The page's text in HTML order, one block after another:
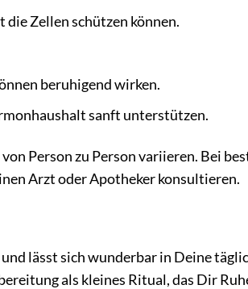
Zellen schützen können.
beruhigend wirken.
sanft unterstützen.
Person zu Person variieren. Bei
Arzt oder Apotheker konsultieren.
lässt sich wunderbar in Deine
als kleines Ritual, das Dir